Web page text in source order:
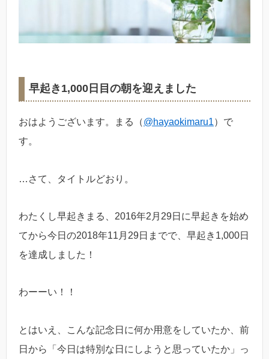
早起き1,000日目の朝を迎えました
おはようございます。まる（@hayaokimaru1）で
す。
…さて、タイトルどおり。
わたくし早起きまる、2016年2月29日に早起きを始め
てから今日の2018年11月29日までで、早起き1,000日
を達成しました！
わーーい！！
とはいえ、こんな記念日に何か用意をしていたか、前
日から「今日は特別な日にしようと思っていたか」っ